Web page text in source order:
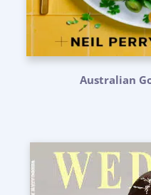
Australian